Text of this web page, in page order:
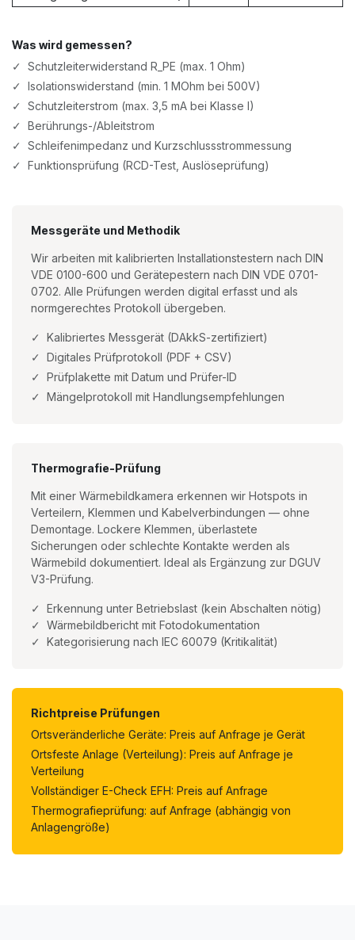
Was wird gemessen?
✓ Schutzleiterwiderstand R_PE (max. 1 Ohm)
✓ Isolationswiderstand (min. 1 MOhm bei 500V)
✓ Schutzleiterstrom (max. 3,5 mA bei Klasse I)
✓ Berührungs-/Ableitstrom
✓ Schleifenimpedanz und Kurzschlussstrommessung
✓ Funktionsprüfung (RCD-Test, Auslöseprüfung)
Messgeräte und Methodik
Wir arbeiten mit kalibrierten Installationstestern nach DIN
VDE 0100-600 und Gerätepestern nach DIN VDE 0701-
0702. Alle Prüfungen werden digital erfasst und als
normgerechtes Protokoll übergeben.
✓ Kalibriertes Messgerät (DAkkS-zertifiziert)
✓ Digitales Prüfprotokoll (PDF + CSV)
✓ Prüfplakette mit Datum und Prüfer-ID
✓ Mängelprotokoll mit Handlungsempfehlungen
Thermografie-Prüfung
Mit einer Wärmebildkamera erkennen wir Hotspots in
Verteilern, Klemmen und Kabelverbindungen — ohne
Demontage. Lockere Klemmen, überlastete
Sicherungen oder schlechte Kontakte werden als
Wärmebild dokumentiert. Ideal als Ergänzung zur DGUV
V3-Prüfung.
✓ Erkennung unter Betriebslast (kein Abschalten nötig)
✓ Wärmebildbericht mit Fotodokumentation
✓ Kategorisierung nach IEC 60079 (Kritikalität)
Richtpreise Prüfungen
Ortsveränderliche Geräte: Preis auf Anfrage je Gerät
Ortsfeste Anlage (Verteilung): Preis auf Anfrage je
Verteilung
Vollständiger E-Check EFH: Preis auf Anfrage
Thermografieprüfung: auf Anfrage (abhängig von
Anlagengröße)